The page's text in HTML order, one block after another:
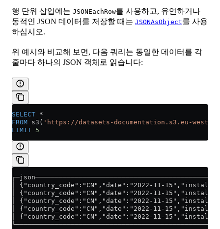
행 단위 삽입에는 JSONEachRow를 사용하고, 유연하거나
동적인 JSON 데이터를 저장할 때는 JSONAsObject를 사용
하십시오.
위 예시와 비교해 보면, 다음 쿼리는 동일한 데이터를 각
줄마다 하나의 JSON 객체로 읽습니다:
SELECT *
FROM s3( 'https://datasets-documentation.s3.eu-west-
LIMIT 5
│ {"country_code":"CN","date":"2022-11-
│ {"country_code":"CN","date":"2022-11-
│ {"country_code":"CN","date":"2022-11-
│ {"country_code":"CN","date":"2022-11-
│ {"country_code":"CN","date":"2022-11-